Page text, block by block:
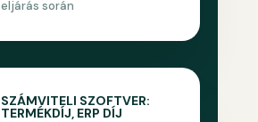
eljárás során
SZÁMVITELI SZOFTVER:
TERMÉKDÍJ, ERP DÍJ